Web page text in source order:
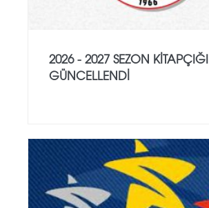
2026 - 2027 SEZON KITAPÇIĞI
GÜNCELLENDI